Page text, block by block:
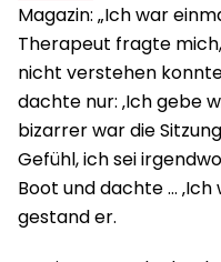
Magazin: „Ich war
Therapeut fragte
nicht verstehen
dachte nur: ‚Ich gebe
bizarrer war die
Gefühl, ich sei
Boot und dachte …
gestand er.